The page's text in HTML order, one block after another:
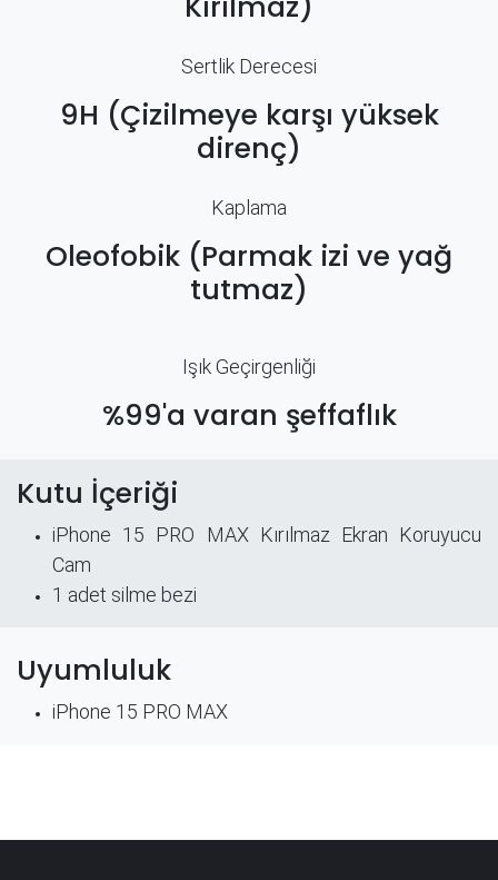
Sertlik Derecesi
9H (Çizilmeye karşı yüksek
direnç)
Kaplama
Oleofobik (Parmak izi ve yağ
tutmaz)
Işık Geçirgenliği
%99'a varan şeffaflık
Kutu İçeriği
iPhone 15 PRO MAX Kırılmaz Ekran Koruyucu
Cam
​1 adet silme bezi
Uyumluluk
iPhone 15 PRO MAX